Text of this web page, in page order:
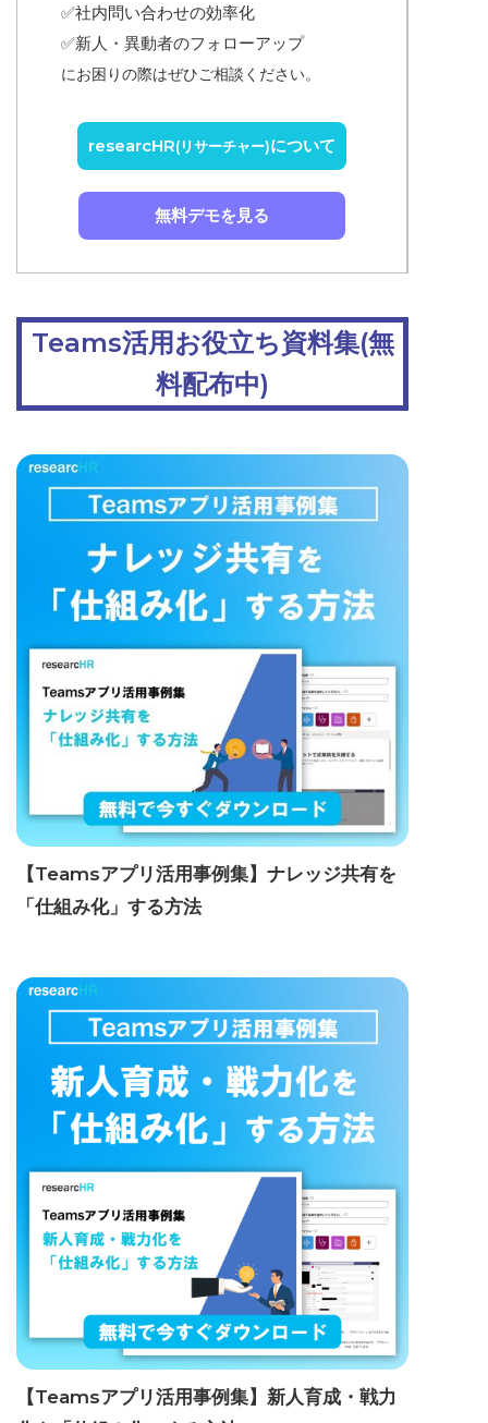
✅社内問い合わせの効率化
✅新人・異動者のフォローアップ
にお困りの際はぜひご相談ください。
researcHR(リサーチャー)について
無料デモを見る
Teams活用お役立ち資料集(無
料配布中)
【Teamsアプリ活用事例集】ナレッジ共有を
「仕組み化」する方法
【Teamsアプリ活用事例集】新人育成・戦力